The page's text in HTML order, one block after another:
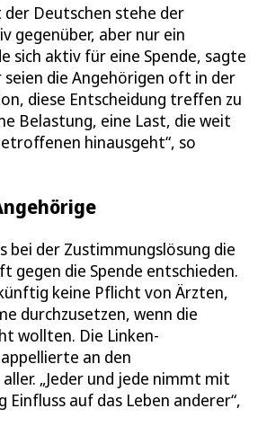
Deutschen stehe der
gegenüber, aber nur ein
sich aktiv für eine Spende, sagte
seien die Angehörigen oft in der
diese Entscheidung treffen zu
Belastung, eine Last, die weit
hinausgeht“, so
bei der Zustimmungslösung die
gegen die Spende entschieden.
keine Pflicht von Ärzten,
durchzusetzen, wenn die
wollten. Die Linken-
an den
„Jeder und jede nimmt mit
Einfluss auf das Leben anderer“,